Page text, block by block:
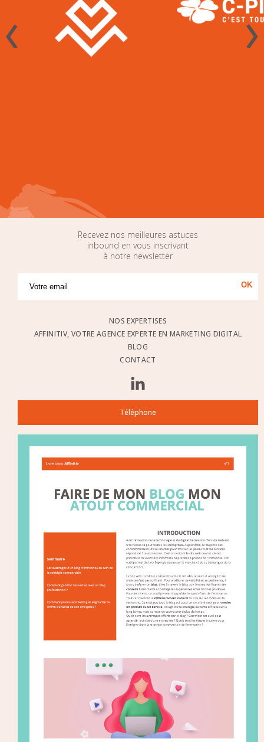
Téléphone
NOS EXPERTISES
AFFINITIV, VOTRE AGENCE EXPERTE EN MARKETING DIGITAL
BLOG
CONTACT
Recevez nos meilleures astuces
inbound en vous inscrivant
à notre newsletter